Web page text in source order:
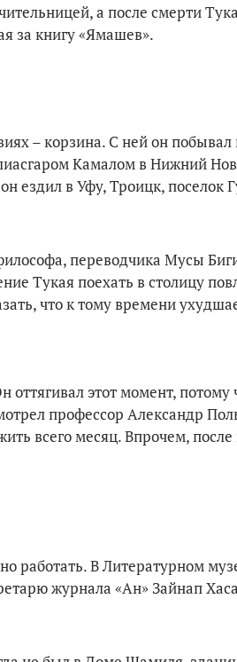
а после смерти
за книгу «Ямашев».
– корзина. С ней он побывал
Камалом в Нижний
ездил в Уфу, Троицк, поселок
переводчика Мусы
Тукая поехать в столицу
что к тому времени
этот момент, потому
профессор Александр
всего месяц. Впрочем,
работать. В Литературном
журнала «Ан» Зайнап